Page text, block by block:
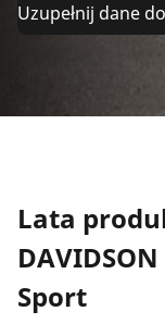
Uzupełnij dane
Lata
Sport